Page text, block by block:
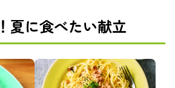
夏に食べたい献立